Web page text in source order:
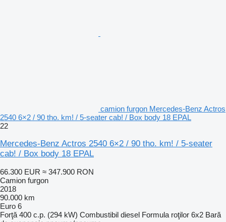
camion furgon Mercedes-Benz Actros
2540 6×2 / 90 tho. km! / 5-seater cab! / Box body 18 EPAL
22
Mercedes-Benz Actros 2540 6×2 / 90 tho. km! / 5-seater
cab! / Box body 18 EPAL
66.300 EUR ≈ 347.900 RON
Camion furgon
2018
90.000 km
Euro 6
Forţă 400 c.p. (294 kW) Combustibil diesel Formula roţilor 6x2 Bară